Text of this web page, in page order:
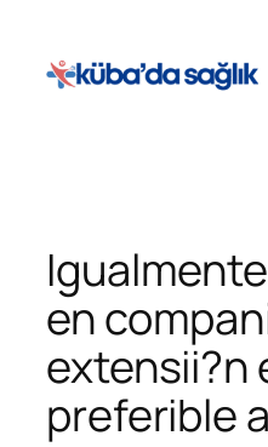
en
extensii?n
preferible